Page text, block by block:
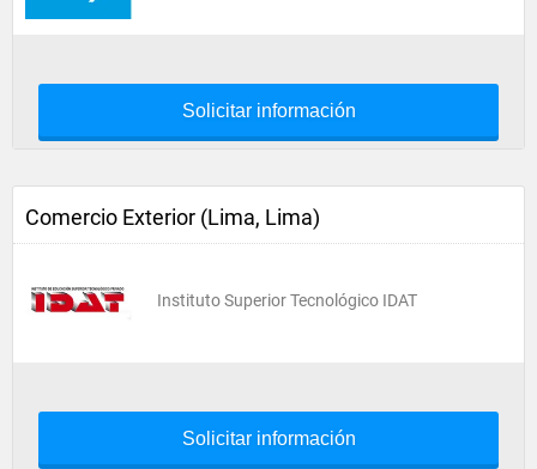
Solicitar información
Comercio Exterior (Lima, Lima)
Instituto Superior Tecnológico IDAT
Solicitar información